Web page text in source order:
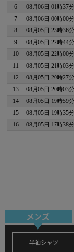
メンズ
半袖シャツ